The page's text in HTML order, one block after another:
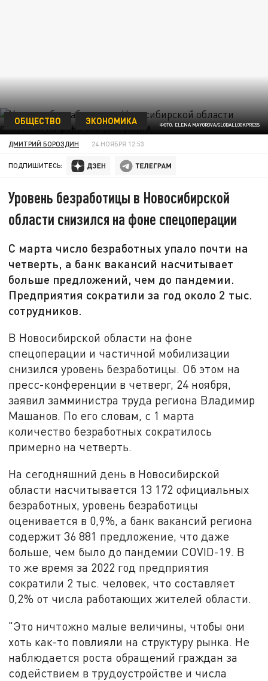
ФОТО: ELENA MAYOROVA/GLOBALLOOKPRESS
ОБЩЕСТВО ЭКОНОМИКА
ДМИТРИЙ БОРОЗДИН 24 НОЯБРЯ 12:53
ПОДПИШИТЕСЬ:
Уровень безработицы в Новосибирской
области снизился на фоне спецоперации
С марта число безработных упало почти на
четверть, а банк вакансий насчитывает
больше предложений, чем до пандемии.
Предприятия сократили за год около 2 тыс.
сотрудников.
В Новосибирской области на фоне
спецоперации и частичной мобилизации
снизился уровень безработицы. Об этом на
пресс-конференции в четверг, 24 ноября,
заявил замминистра труда региона Владимир
Машанов. По его словам, с 1 марта
количество безработных сократилось
примерно на четверть.
На сегодняшний день в Новосибирской
области насчитывается 13 172 официальных
безработных, уровень безработицы
оценивается в 0,9%, а банк вакансий региона
содержит 36 881 предложение, что даже
больше, чем было до пандемии COVID-19. В
то же время за 2022 год предприятия
сократили 2 тыс. человек, что составляет
0,2% от числа работающих жителей области.
"Это ничтожно малые величины, чтобы они
хоть как-то повлияли на структуру рынка. Не
наблюдается роста обращений граждан за
содействием в трудоустройстве и числа